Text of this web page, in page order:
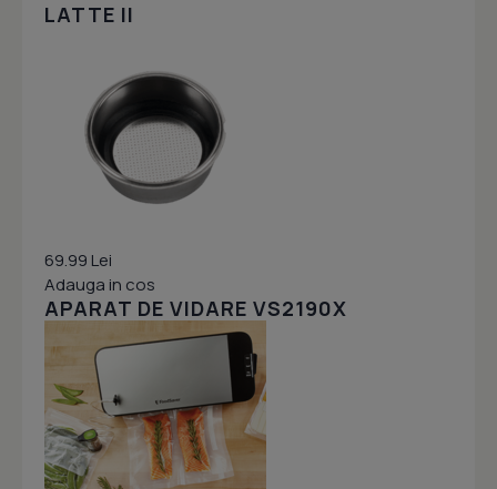
LATTE II
69.99 Lei
Adauga in cos
APARAT DE VIDARE VS2190X